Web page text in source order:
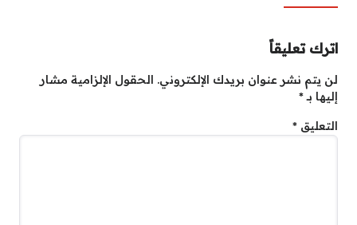
اترك تعليقاً
لن يتم نشر عنوان بريدك الإلكتروني. الحقول الإلزامية مشار
إليها بـ*
التعليق *